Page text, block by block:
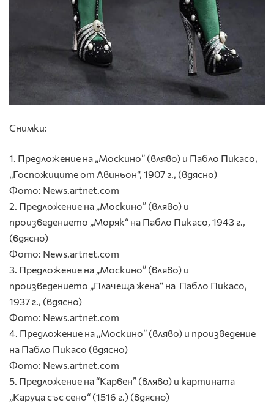
Снимки:
1. Предложение на „Москино” (вляво) и Пабло Пикасо,
„Госпожиците от Авиньон“, 1907 г., (вдясно)
Фото: News.artnet.com
2. Предложение на „Москино” (вляво) и
произведението „Моряк“ на Пабло Пикасо, 1943 г.,
(вдясно)
Фото: News.artnet.com
3. Предложение на „Москино” (вляво) и
произведението „Плачеща жена“ на Пабло Пикасо,
1937 г., (вдясно)
Фото: News.artnet.com
4. Предложение на „Москино” (вляво) и произведение
на Пабло Пикасо (вдясно)
Фото: News.artnet.com
5. Предложение на “Карвен” (вляво) и картината
„Каруца със сено“ (1516 г.) (вдясно)